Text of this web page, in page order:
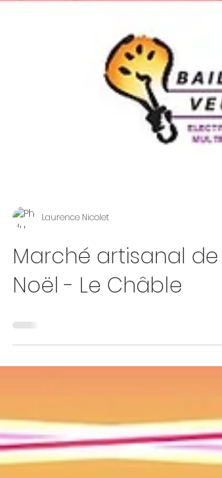
Laurence Nicolet
Marché artisanal de
Noël - Le Châble